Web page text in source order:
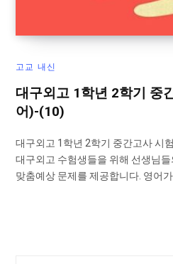
고교 내신
대구외고 1학년 2학기 중
어)-(10)
대구외고 1학년 2학기 중간고사 시
대구외고 수험생들을 위해 선생님
맞춤예상 문제를 제공합니다. 영어